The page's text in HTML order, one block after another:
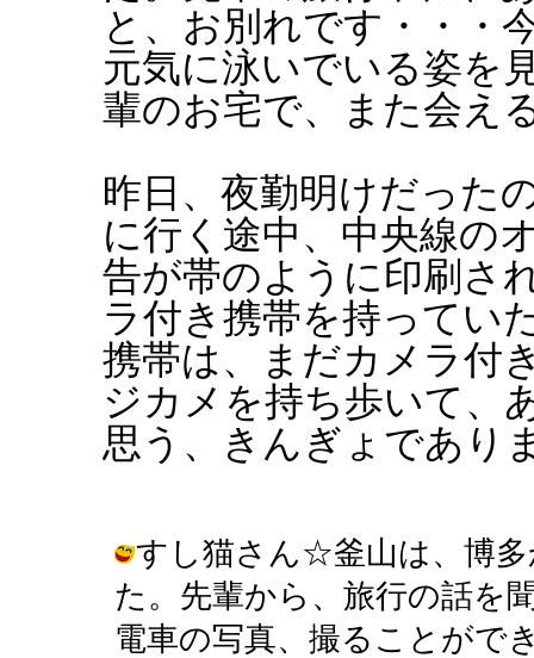
と、お別れです・・・
元気に泳いでいる姿を
輩のお宅で、また会え
昨日、夜勤明けだった
に行く途中、中央線の
告が帯のように印刷さ
ラ付き携帯を持ってい
携帯は、まだカメラ付
ジカメを持ち歩いて、
思う、きんぎょであり
すし猫さん☆釜山は、博
た。先輩から、旅行の話を
電車の写真、撮ることがで